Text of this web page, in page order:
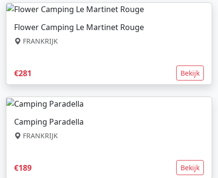
Flower Camping Le Martinet Rouge
FRANKRIJK
€281 Bekijk
Camping Paradella
FRANKRIJK
€189 Bekijk